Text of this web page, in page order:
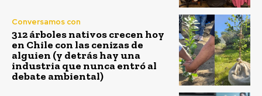
Conversamos con
312 árboles nativos crecen hoy
en Chile con las cenizas de
alguien (y detrás hay una
industria que nunca entró al
debate ambiental)